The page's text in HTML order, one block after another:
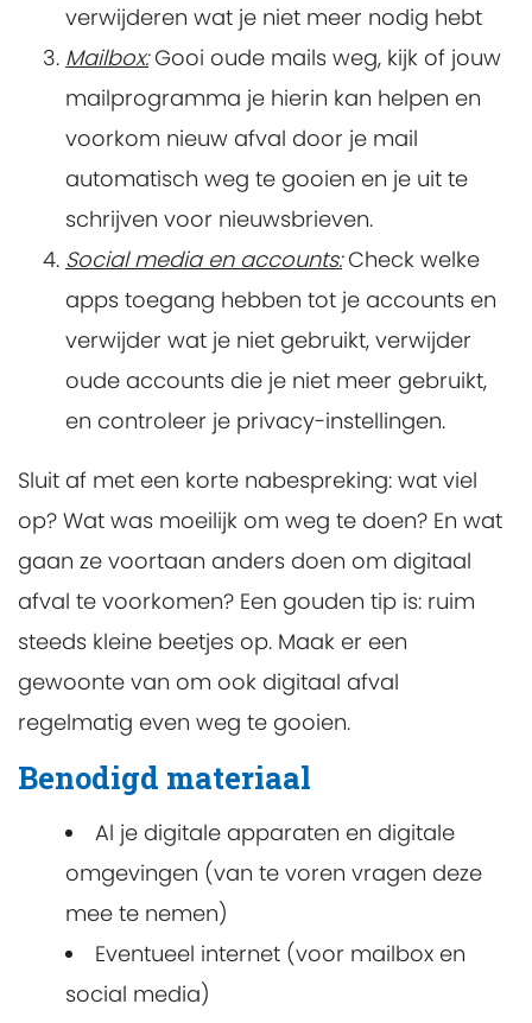
verwijderen wat je niet meer nodig hebt
Mailbox:Gooi oude mails weg, kijk of jouw
mailprogramma je hierin kan helpen en
voorkom nieuw afval door je mail
automatisch weg te gooien en je uit te
schrijven voor nieuwsbrieven.
Social media en accounts:Check welke
apps toegang hebben tot je accounts en
verwijder wat je niet gebruikt, verwijder
oude accounts die je niet meer gebruikt,
en controleer je privacy-instellingen.
Sluit af met een korte nabespreking: wat viel
op? Wat was moeilijk om weg te doen? En wat
gaan ze voortaan anders doen om digitaal
afval te voorkomen? Een gouden tip is: ruim
steeds kleine beetjes op. Maak er een
gewoonte van om ook digitaal afval
regelmatig even weg te gooien.
Benodigd materiaal
Al je digitale apparaten en digitale
omgevingen (van te voren vragen deze
mee te nemen)
Eventueel internet (voor mailbox en
social media)